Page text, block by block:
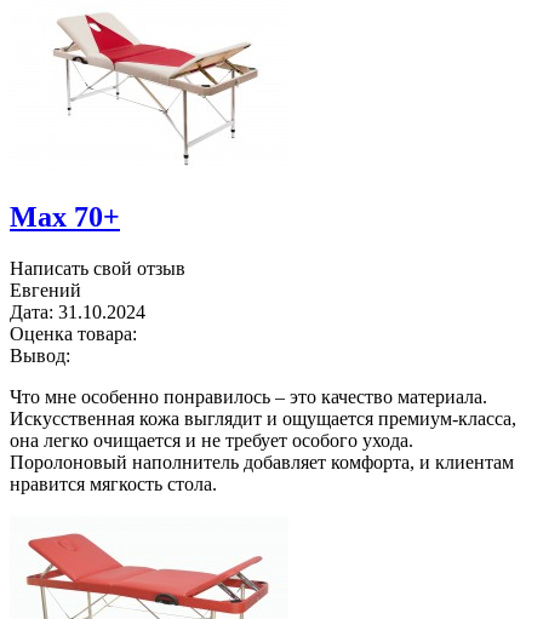
Max 70+
Написать свой отзыв
Евгений
Дата: 31.10.2024
Оценка товара:
Вывод:
Что мне особенно понравилось – это качество материала.
Искусственная кожа выглядит и ощущается премиум-класса,
она легко очищается и не требует особого ухода.
Поролоновый наполнитель добавляет комфорта, и клиентам
нравится мягкость стола.